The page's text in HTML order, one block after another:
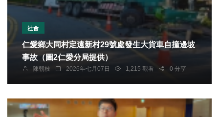
社會
仁愛鄉大同村定遠新村29號處發生大貨車自撞邊坡
事故（圖2仁愛分局提供）
陳朝枝 2026年七月07日 1,215 觀看 0 分享